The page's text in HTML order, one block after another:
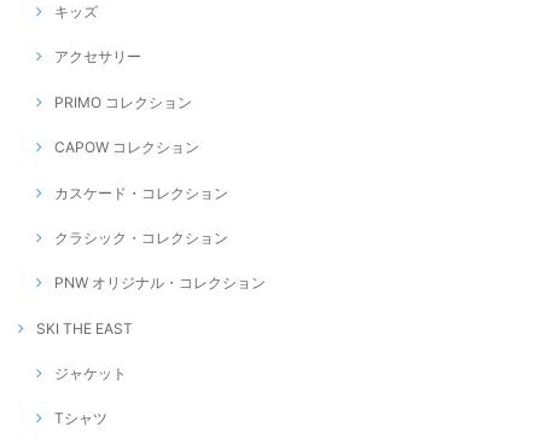
キッズ
アクセサリー
PRIMO コレクション
CAPOW コレクション
カスケード・コレクション
クラシック・コレクション
PNW オリジナル・コレクション
SKI THE EAST
ジャケット
Tシャツ